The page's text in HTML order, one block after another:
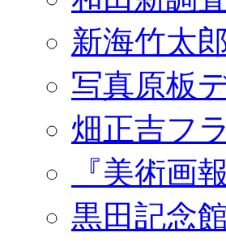
新海竹太
写真原板
畑正吉フ
『美術画
黒田記念